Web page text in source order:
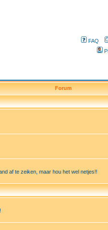
FAQ
Forum
af te zeiken, maar hou het wel netjes!!